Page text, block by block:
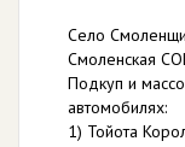
Село
Смоленская
Подкуп и
автомобилях:
1) Тойота